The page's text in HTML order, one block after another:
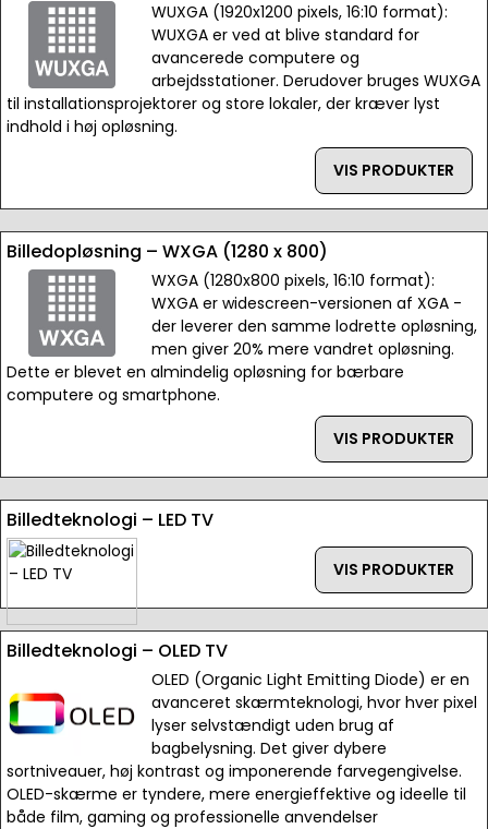
WUXGA (1920x1200 pixels, 16:10 format):
WUXGA er ved at blive standard for
avancerede computere og
arbejdsstationer. Derudover bruges WUXGA
til installationsprojektorer og store lokaler, der kræver lyst
indhold i høj opløsning.
VIS PRODUKTER
Billedopløsning – WXGA (1280 x 800)
WXGA (1280x800 pixels, 16:10 format):
WXGA er widescreen-versionen af XGA -
der leverer den samme lodrette opløsning,
men giver 20% mere vandret opløsning.
Dette er blevet en almindelig opløsning for bærbare
computere og smartphone.
VIS PRODUKTER
Billedteknologi – LED TV
VIS PRODUKTER
Billedteknologi – OLED TV
OLED (Organic Light Emitting Diode) er en
avanceret skærmteknologi, hvor hver pixel
lyser selvstændigt uden brug af
bagbelysning. Det giver dybere
sortniveauer, høj kontrast og imponerende farvegengivelse.
OLED-skærme er tyndere, mere energieffektive og ideelle til
både film, gaming og professionelle anvendelser